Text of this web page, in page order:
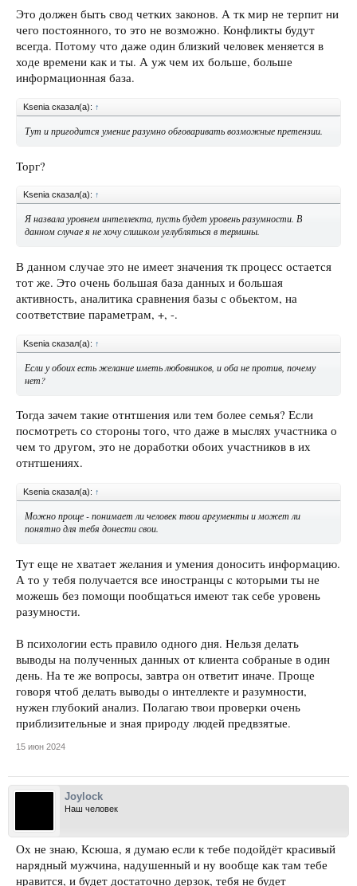
Это должен быть свод четких законов. А тк мир не терпит ни
чего постоянного, то это не возможно. Конфликты будут
всегда. Потому что даже один близкий человек меняется в
ходе времени как и ты. А уж чем их больше, больше
информационная база.
Ksenia сказал(а): ↑
Тут и пригодится умение разумно обговаривать возможные претензии.
Торг?
Ksenia сказал(а): ↑
Я назвала уровнем интеллекта, пусть будет уровень разумности. В
данном случае я не хочу слишком углубляться в термины.
В данном случае это не имеет значения тк процесс остается
тот же. Это очень большая база данных и большая
активность, аналитика сравнения базы с обьектом, на
соответствие параметрам, +, -.
Ksenia сказал(а): ↑
Если у обоих есть желание иметь любовников, и оба не против, почему
нет?
Тогда зачем такие отнтшения или тем более семья? Если
посмотреть со стороны того, что даже в мыслях участника о
чем то другом, это не доработки обоих участников в их
отнтшениях.
Ksenia сказал(а): ↑
Можно проще - понимает ли человек твои аргументы и может ли
понятно для тебя донести свои.
Тут еще не хватает желания и умения доносить информацию.
А то у тебя получается все иностранцы с которыми ты не
можешь без помощи пообщаться имеют так себе уровень
разумности.
В психологии есть правило одного дня. Нельзя делать
выводы на полученных данных от клиента собраные в один
день. На те же вопросы, завтра он ответит иначе. Проще
говоря чтоб делать выводы о интеллекте и разумности,
нужен глубокий анализ. Полагаю твои проверки очень
приблизительные и зная природу людей предвзятые.
15 июн 2024
Joylock
Наш человек
Ох не знаю, Ксюша, я думаю если к тебе подойдёт красивый
нарядный мужчина, надушенный и ну вообще как там тебе
нравится, и будет достаточно дерзок, тебя не будет